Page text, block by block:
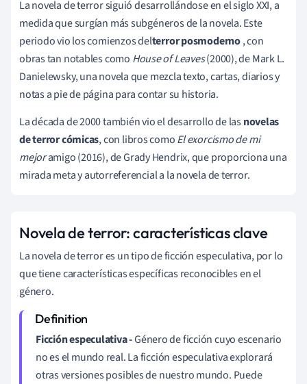
La novela de terror siguió desarrollándose en el siglo XXI, a
medida que surgían más subgéneros de la novela. Este
periodo vio los comienzos delterrorposmoderno, con
obras tan notables como House of Leaves(2000), de Mark L.
Danielewsky, una novela que mezcla texto, cartas, diarios y
notas a pie de página para contar su historia.
La década de 2000 también vio el desarrollo de lasnovelas
de terror cómicas, con libros comoEl exorcismo de mi
mejoramigo (2016), de Grady Hendrix, que proporciona una
mirada meta y autorreferencial a la novela de terror.
Novela de terror: características clave
La novela de terror es un tipo de ficción especulativa, por lo
que tiene características específicas reconocibles en el
género.
Ficción especulativa -Género de ficción cuyo escenario
no es el mundo real. La ficción especulativa explorará
otras versiones posibles de nuestro mundo. Puede